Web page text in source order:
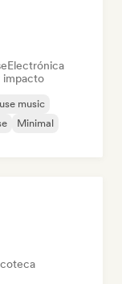
Electrónica
impacto
music
Minimal